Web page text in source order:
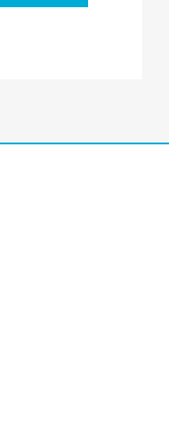
no se cederán